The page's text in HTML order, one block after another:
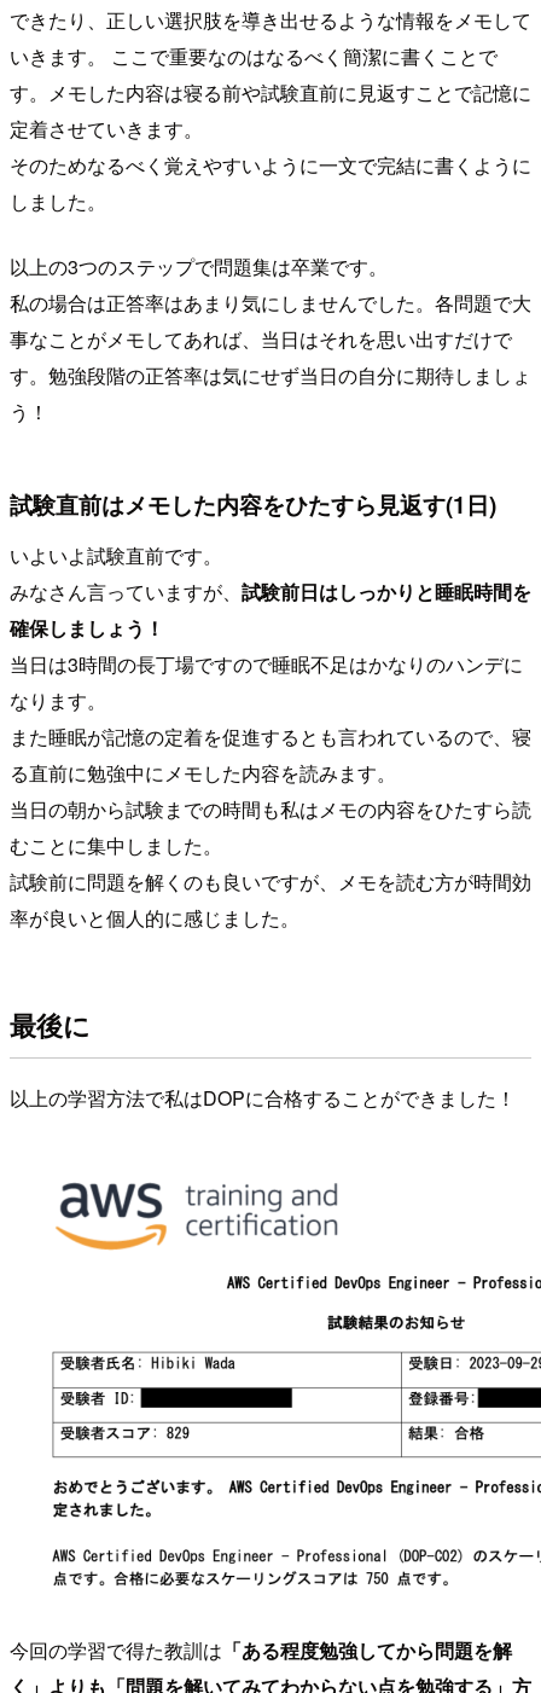
できたり、正しい選択肢を導き出せるような情報をメモして
いきます。 ここで重要なのはなるべく簡潔に書くことで
す。メモした内容は寝る前や試験直前に見返すことで記憶に
定着させていきます。
そのためなるべく覚えやすいように一文で完結に書くように
しました。
以上の3つのステップで問題集は卒業です。
私の場合は正答率はあまり気にしませんでした。各問題で大
事なことがメモしてあれば、当日はそれを思い出すだけで
す。勉強段階の正答率は気にせず当日の自分に期待しましょ
う！
試験直前はメモした内容をひたすら見返す(1日)
いよいよ試験直前です。
みなさん言っていますが、 試験前日はしっかりと睡眠時間を
確保しましょう！
当日は3時間の長丁場ですので睡眠不足はかなりのハンデに
なります。
また睡眠が記憶の定着を促進するとも言われているので、寝
る直前に勉強中にメモした内容を読みます。
当日の朝から試験までの時間も私はメモの内容をひたすら読
むことに集中しました。
試験前に問題を解くのも良いですが、メモを読む方が時間効
率が良いと個人的に感じました。
最後に
以上の学習方法で私はDOPに合格することができました！
今回の学習で得た教訓は 「ある程度勉強してから問題を解
く」よりも「問題を解いてみてわからない点を勉強する」方